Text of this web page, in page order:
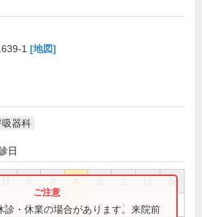
1 [地図]
吸器科
日
祝
● ● ● ●
診・休業の場合があります。来院前